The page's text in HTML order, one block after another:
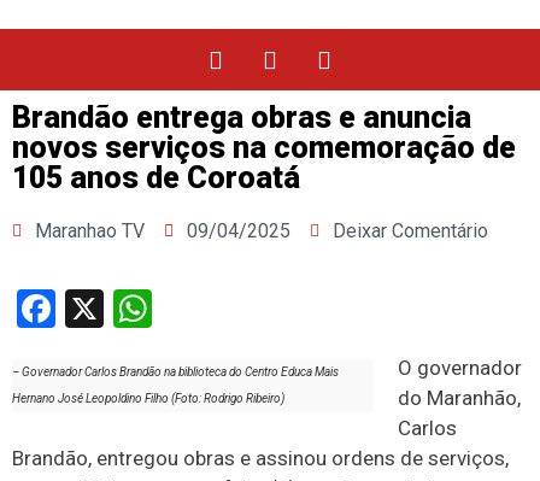
Brandão entrega obras e anuncia
novos serviços na comemoração de
105 anos de Coroatá
Maranhao TV 09/04/2025 Deixar Comentário
Facebook
X
– Governador Carlos Brandão na biblioteca do Centro Educa Mais
Hernano José Leopoldino Filho (Foto: Rodrigo Ribeiro)
O governador
do Maranhão,
Carlos
Brandão, entregou obras e assinou ordens de serviços,